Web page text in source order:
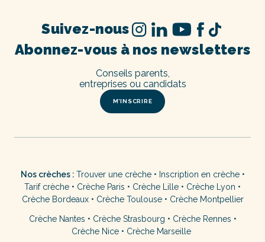
Abonnez-vous à nos newsletters
M’INSCRIRE
Conseils parents,
entreprises ou candidats
Suivez-nous
Nos crèches : Trouver une crèche• Inscription en crèche•
Tarif crèche • Crèche Paris • Crèche Lille • Crèche Lyon •
Crèche Bordeaux• Crèche Toulouse• Crèche Montpellier
Crèche Nantes • Crèche Strasbourg • Crèche Rennes •
Crèche Nice • Crèche Marseille